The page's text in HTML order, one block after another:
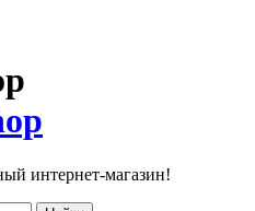
интернет-магазин!